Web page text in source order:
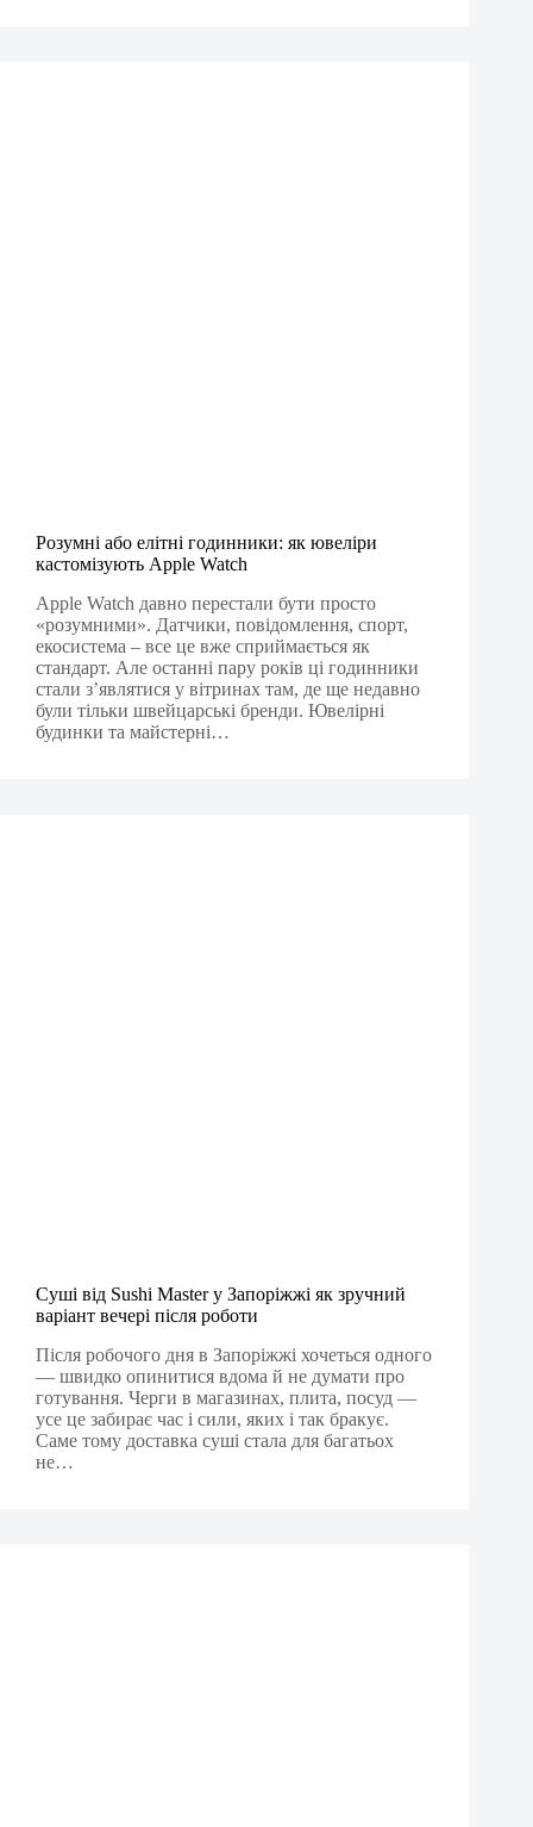
Розумні або елітні годинники: як ювеліри
кастомізують Apple Watch
Apple Watch давно перестали бути просто
«розумними». Датчики, повідомлення, спорт,
екосистема – все це вже сприймається як
стандарт. Але останні пару років ці годинники
стали з’являтися у вітринах там, де ще недавно
були тільки швейцарські бренди. Ювелірні
будинки та майстерні…
Суші від Sushi Master у Запоріжжі як зручний
варіант вечері після роботи
Після робочого дня в Запоріжжі хочеться одного
— швидко опинитися вдома й не думати про
готування. Черги в магазинах, плита, посуд —
усе це забирає час і сили, яких і так бракує.
Саме тому доставка суші стала для багатьох
не…